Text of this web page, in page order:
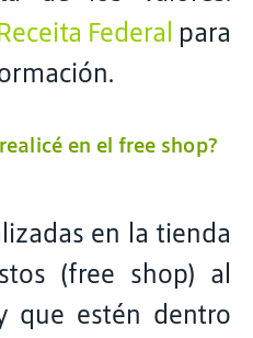
Federal para
en el free shop?
en la tienda
(free shop) al
que estén dentro